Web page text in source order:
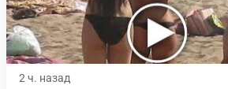
2 ч. назад